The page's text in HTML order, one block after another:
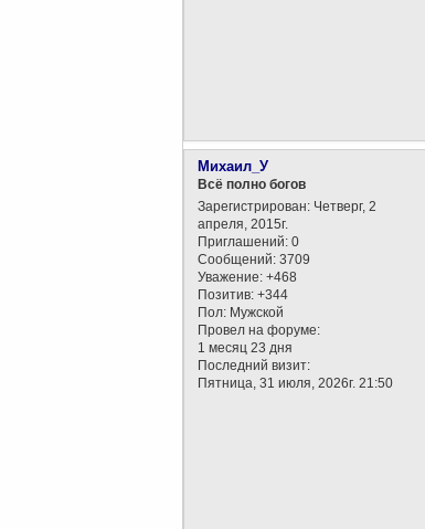
Михаил_У
Всё полно богов
Зарегистрирован: Четверг, 2
апреля, 2015г.
Приглашений: 0
Сообщений: 3709
Уважение: +468
Позитив: +344
Пол: Мужской
Провел на форуме:
1 месяц 23 дня
Последний визит:
Пятница, 31 июля, 2026г. 21:50